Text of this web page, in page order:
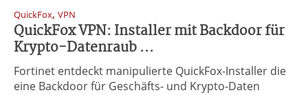
QuickFox, VPN
QuickFox VPN: Installer mit Backdoor für
Krypto-Datenraub ...
Fortinet entdeckt manipulierte QuickFox-Installer die
eine Backdoor für Geschäfts- und Krypto-Daten